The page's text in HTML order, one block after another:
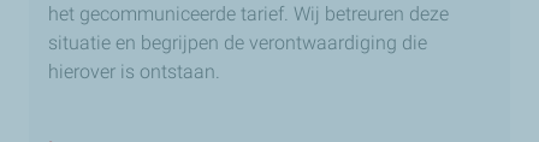
het gecommuniceerde tarief. Wij betreuren deze
situatie en begrijpen de verontwaardiging die
hierover is ontstaan.